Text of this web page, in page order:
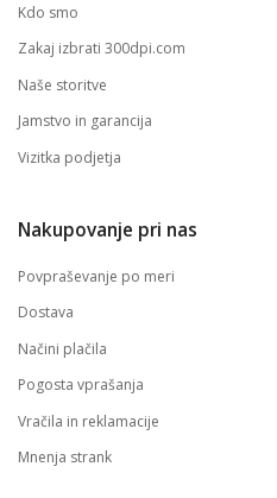
Kdo smo
Zakaj izbrati 300dpi.com
Naše storitve
Jamstvo in garancija
Vizitka podjetja
Nakupovanje pri nas
Povpraševanje po meri
Dostava
Načini plačila
Pogosta vprašanja
Vračila in reklamacije
Mnenja strank